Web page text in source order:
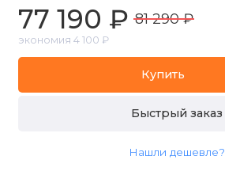
77 190 ₽ 81 290 ₽
экономия 4 100 ₽
Купить
Быстрый заказ
Нашли дешевле?